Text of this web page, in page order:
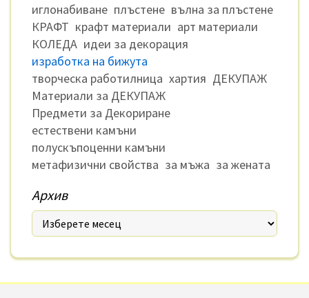
иглонабиване плъстене вълна за плъстене
КРАФТ крафт материали арт материали
КОЛЕДА идеи за декорация
изработка на бижута
творческа работилница хартия ДЕКУПАЖ
Материали за ДЕКУПАЖ
Предмети за Декориране
естествени камъни
полускъпоценни камъни
метафизични свойства за мъжа за жената
Архив